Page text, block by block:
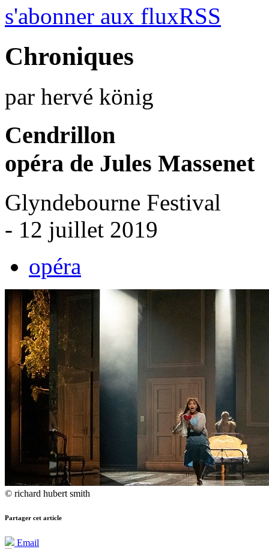
s'abonner aux fluxRSS
Chroniques
par hervé könig
Cendrillon
opéra de Jules Massenet
Glyndebourne Festival
- 12 juillet 2019
opéra
© richard hubert smith
Partager cet article
Email